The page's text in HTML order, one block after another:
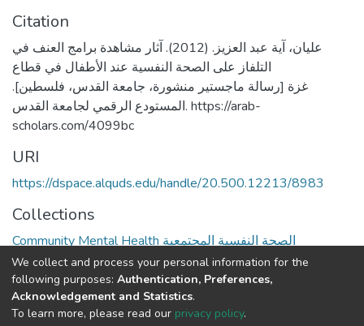
Citation
عليان، آية عبد العزيز. (2012). آثار مشاهدة برامج العنف في
التلفاز على الصحة النفسية عند الأطفال في قطاع
غزة [رسالة ماجستير منشورة، جامعة القدس، فلسطين].
المستودع الرقمي لجامعة القدس. https://arab-
scholars.com/4099bc
URI
https://dspace.alquds.edu/handle/20.500.12213/8983
Collections
Community Mental Health الصحة النفسية المجتمعية
Full item page
We collect and process your personal information for the
following purposes: Authentication, Preferences,
Acknowledgement and Statistics.
To learn more, please read our privacy policy.